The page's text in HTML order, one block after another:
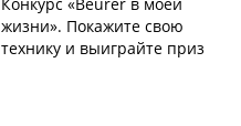
жизни». Покажите свою
технику и выиграйте приз